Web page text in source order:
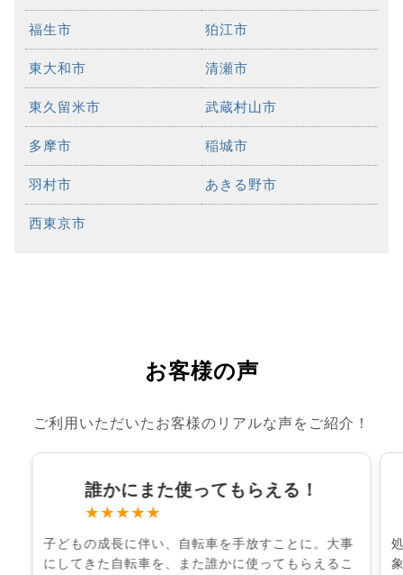
福生市 狛江市
東大和市 清瀬市
東久留米市 武蔵村山市
多摩市 稲城市
羽村市 あきる野市
西東京市
お客様の声
ご利用いただいたお客様のリアルな声をご紹介！
誰かにまた使ってもらえる！
★★★★★
子どもの成長に伴い、自転車を手放すことに。大事
にしてきた自転車を、また誰かに使ってもらえるこ